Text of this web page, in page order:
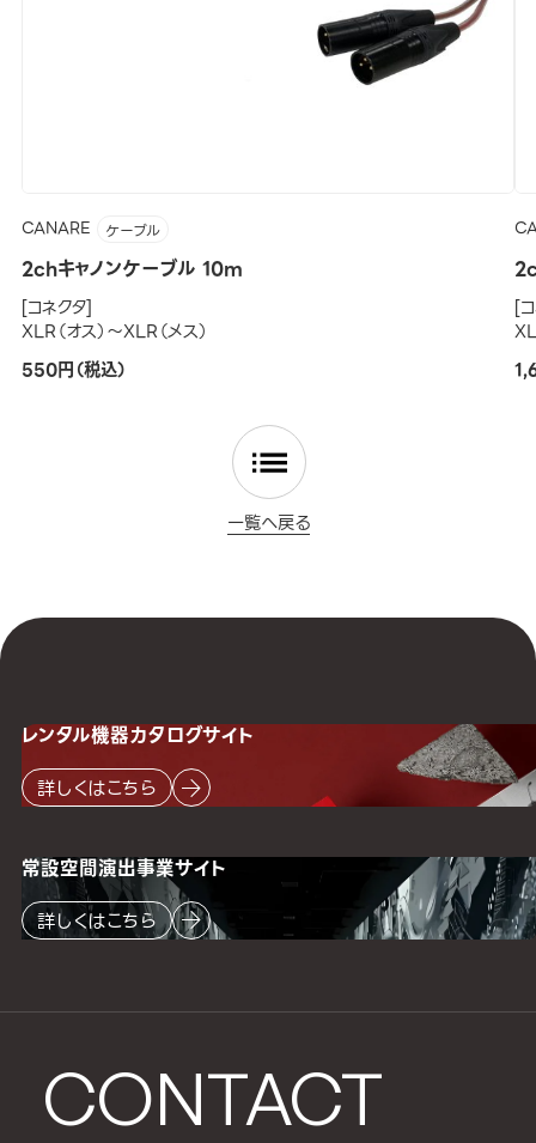
CANARE ケーブル
2chキャノンケーブル 10m
[コネクタ]
XLR（オス）～XLR（メス）
550円（税込）
[
一覧へ戻る
CONTACT
レンタル機器カタログサイト
詳しくはこちら
常設空間演出事業サイト
詳しくはこちら